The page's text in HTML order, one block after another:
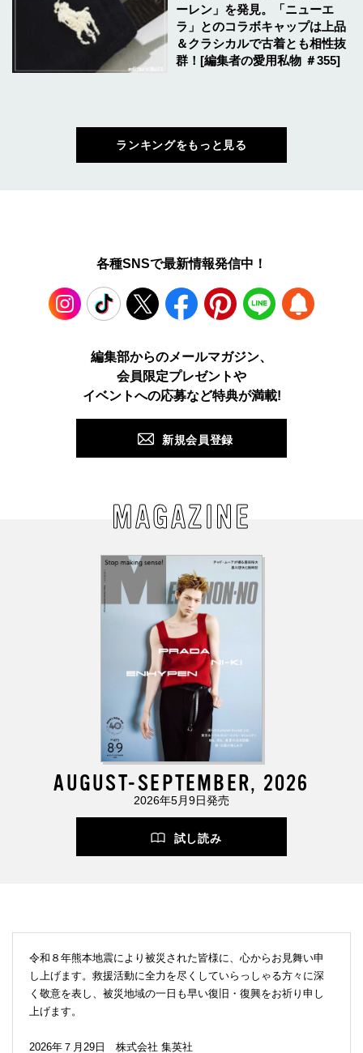
ーレン」を発見。「ニューエ
ラ」とのコラボキャップは上品
＆クラシカルで古着とも相性抜
群！[編集者の愛用私物 ＃355]
ランキングをもっと見る
各種SNSで最新情報発信中！
TikTok X Facebook Pinterest LINE
編集部からのメールマガジン、
会員限定プレゼントや
イベントへの応募など特典が満載!
新規会員登録
MAGAZINE
AUGUST-SEPTEMBER, 2026
2026年5月9日発売
試し読み
令和８年熊本地震により被災された皆様に、心からお見舞い申
し上げます。救援活動に全力を尽くしていらっしゃる方々に深
く敬意を表し、被災地域の一日も早い復旧・復興をお祈り申し
上げます。
2026年７月29日 株式会社 集英社